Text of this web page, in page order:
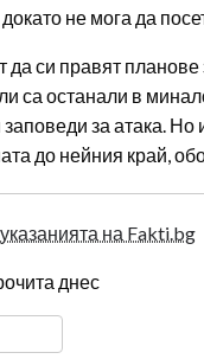
не мога да
да си правят
са останали в
за атака.
до нейния край,
на Fakti.bg
днес